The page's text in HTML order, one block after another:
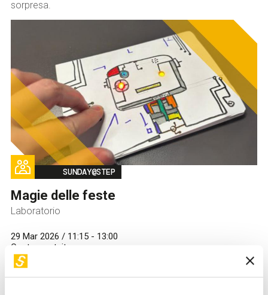
sorpresa.
Image
SUNDAY@STEP
Magie delle feste
Laboratorio
29 Mar 2026 / 11:15 - 13:00
Costo
gratuito
A partire da un disegno personalizzato, creeremo un
circuito elettrico con led e filo conduttivo che trasformerà